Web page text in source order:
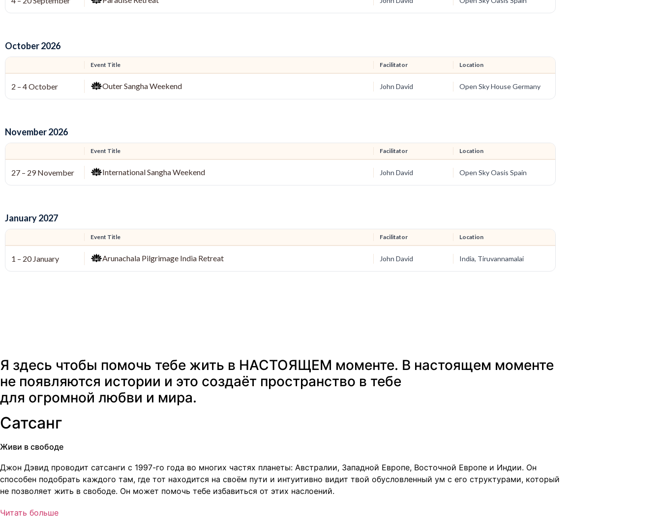
Я здесь чтобы помочь тебе жить в НАСТОЯЩЕМ моменте. В настоящем моменте
не появляются истории и это создаёт пространство в тебе
для огромной любви и мира.
Сатсанг
Живи в свободе
Джон Дэвид проводит сатсанги с 1997-го года во многих частях планеты: Австралии, Западной Европе, Восточной Европе и Индии. Он
способен подобрать каждого там, где тот находится на своём пути и интуитивно видит твой обусловленный ум с его структурами, который
не позволяет жить в свободе. Он может помочь тебе избавиться от этих наслоений.
Читать больше